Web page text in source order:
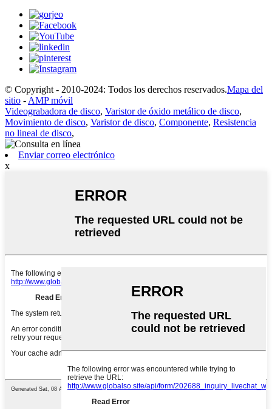
© Copyright - 2010-2024: Todos los derechos reservados.Mapa del
sitio - AMP móvil
Videograbadora de disco, Varistor de óxido metálico de disco,
Movimiento de disco, Varistor de disco, Componente, Resistencia
no lineal de disco,
Enviar correo electrónico
x